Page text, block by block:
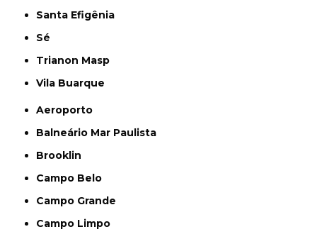
Santa Efigênia
Sé
Trianon Masp
Vila Buarque
Aeroporto
Balneário Mar Paulista
Brooklin
Campo Belo
Campo Grande
Campo Limpo